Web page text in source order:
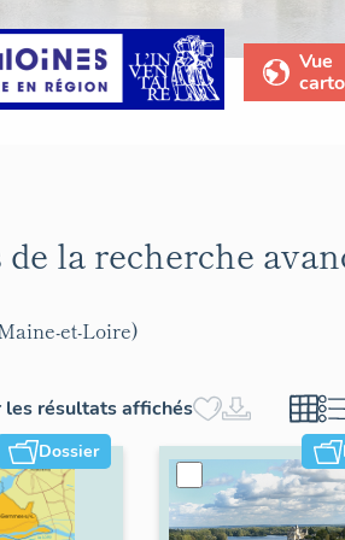
Vue
la recherche
et-Loire)
les résultats affichés
Dossier